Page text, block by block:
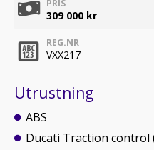
PRIS
309 000 kr
REG.NR
VXX217
Utrustning
ABS
Ducati Traction control